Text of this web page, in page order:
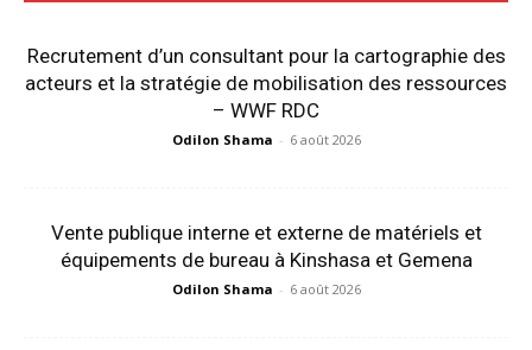
Recrutement d’un consultant pour la cartographie des
acteurs et la stratégie de mobilisation des ressources
– WWF RDC
Odilon Shama - 6 août 2026
Vente publique interne et externe de matériels et
équipements de bureau à Kinshasa et Gemena
Odilon Shama - 6 août 2026